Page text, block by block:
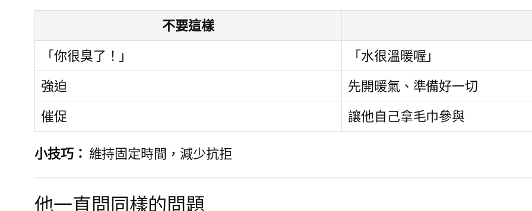
不要這樣
「你很臭了！」
「水很溫暖喔」
強迫
先開暖氣、準備好一切
催促
讓他自己拿毛巾參與
小技巧： 維持固定時間，減少抗拒
他一直問同樣的問題